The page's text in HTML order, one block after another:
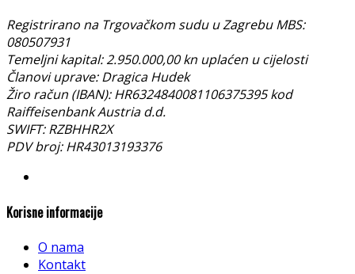
Registrirano na Trgovačkom sudu u Zagrebu MBS:
080507931
Temeljni kapital: 2.950.000,00 kn uplaćen u cijelosti
Članovi uprave: Dragica Hudek
Žiro račun (IBAN): HR6324840081106375395 kod
Raiffeisenbank Austria d.d.
SWIFT: RZBHHR2X
PDV broj: HR43013193376
Korisne informacije
O nama
Kontakt